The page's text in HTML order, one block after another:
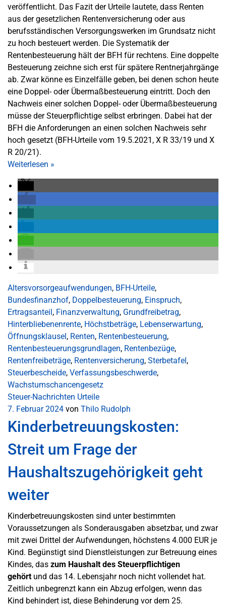
veröffentlicht. Das Fazit der Urteile lautete, dass Renten
aus der gesetzlichen Rentenversicherung oder aus
berufsständischen Versorgungswerken im Grundsatz nicht
zu hoch besteuert werden. Die Systematik der
Rentenbesteuerung hält der BFH für rechtens. Eine doppelte
Besteuerung zeichne sich erst für spätere Rentnerjahrgänge
ab. Zwar könne es Einzelfälle geben, bei denen schon heute
eine Doppel- oder Übermaßbesteuerung eintritt. Doch den
Nachweis einer solchen Doppel- oder Übermaßbesteuerung
müsse der Steuerpflichtige selbst erbringen. Dabei hat der
BFH die Anforderungen an einen solchen Nachweis sehr
hoch gesetzt (BFH-Urteile vom 19.5.2021, X R 33/19 und X
R 20/21).
Weiterlesen »
Altersvorsorgeaufwendungen, BFH-Urteile,
Bundesfinanzhof, Doppelbesteuerung, Einspruch,
Ertragsanteil, Finanzverwaltung, Grundfreibetrag,
Hinterbliebenenrente, Höchstbeträge, Lebenserwartung,
Öffnungsklausel, Renten, Rentenbesteuerung,
Rentenbesteuerungsgrundlagen, Rentenbezüge,
Rentenfreibeträge, Rentenversicherung, Sterbetafel,
Steuerbescheide, Verfassungsbeschwerde,
Wachstumschancengesetz
Steuer-Nachrichten Urteile
7. Februar 2024 von Thilo Rudolph
Kinderbetreuungskosten:
Streit um Frage der
Haushaltszugehörigkeit geht
weiter
Kinderbetreuungskosten sind unter bestimmten
Voraussetzungen als Sonderausgaben absetzbar, und zwar
mit zwei Drittel der Aufwendungen, höchstens 4.000 EUR je
Kind. Begünstigt sind Dienstleistungen zur Betreuung eines
Kindes, das zum Haushalt des Steuerpflichtigen
gehörtund das 14. Lebensjahr noch nicht vollendet hat.
Zeitlich unbegrenzt kann ein Abzug erfolgen, wenn das
Kind behindert ist, diese Behinderung vor dem 25.